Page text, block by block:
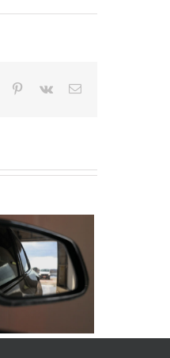
Tumblr Pinterest
Vk Sähköposti